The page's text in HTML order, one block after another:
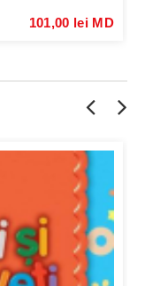
101,00 lei MD